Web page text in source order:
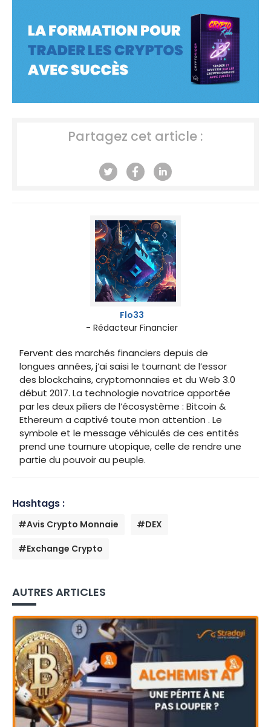
Partagez cet article :
Flo33
- Rédacteur Financier
Fervent des marchés financiers depuis de
longues années, j’ai saisi le tournant de l’essor
des blockchains, cryptomonnaies et du Web 3.0
début 2017. La technologie novatrice apportée
par les deux piliers de l’écosystème : Bitcoin &
Ethereum a captivé toute mon attention . Le
symbole et le message véhiculés de ces entités
prend une tournure utopique, celle de rendre une
partie du pouvoir au peuple.
Hashtags :
#Avis Crypto Monnaie
#DEX
#Exchange Crypto
AUTRES ARTICLES